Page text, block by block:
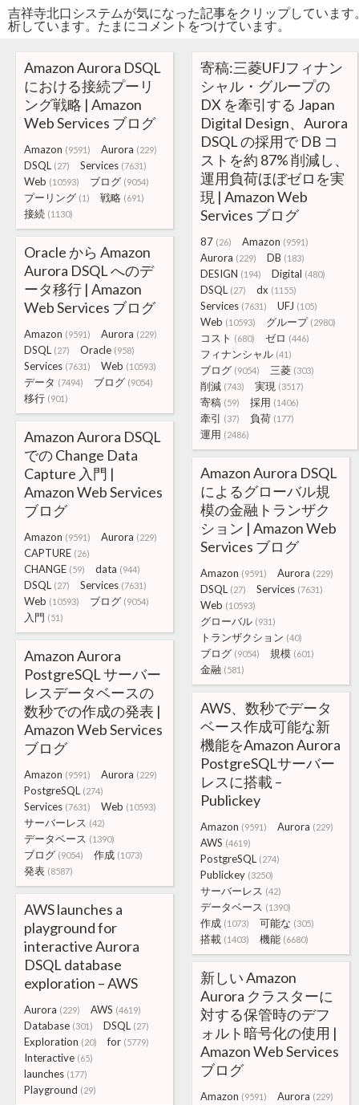
吉祥寺北口システムが気になった記事をクリップしていま
析しています。たまにコメントをつけています。
Amazon Aurora DSQL
における接続プーリ
ング戦略 | Amazon
Web Services ブログ
Amazon (9591) Aurora (229)
DSQL (27) Services (7631)
Web (10593) ブログ (9054)
プーリング (1) 戦略 (691)
接続 (1130)
寄稿:三菱UFJフィナン
シャル・グループの
DX を牽引する Japan
Digital Design、Aurora
DSQL の採用で DB コ
ストを約 87% 削減し、
運用負荷ほぼゼロを実
現 | Amazon Web
Services ブログ
87 (26) Amazon (9591)
Aurora (229) DB (183)
DESIGN (194) Digital (480)
DSQL (27) dx (1155)
Services (7631) UFJ (105)
Web (10593) グループ (2980)
コスト (680) ゼロ (446)
フィナンシャル (41)
ブログ (9054) 三菱 (303)
削減 (743) 実現 (3517)
寄稿 (59) 採用 (1406)
牽引 (37) 負荷 (177)
運用 (2486)
Oracle から Amazon
Aurora DSQL へのデ
ータ移行 | Amazon
Web Services ブログ
Amazon (9591) Aurora (229)
DSQL (27) Oracle (958)
Services (7631) Web (10593)
データ (7494) ブログ (9054)
移行 (901)
Amazon Aurora DSQL
での Change Data
Capture 入門 |
Amazon Web Services
ブログ
Amazon (9591) Aurora (229)
CAPTURE (26)
CHANGE (59) data (944)
DSQL (27) Services (7631)
Web (10593) ブログ (9054)
入門 (51)
Amazon Aurora DSQL
によるグローバル規
模の金融トランザク
ション | Amazon Web
Services ブログ
Amazon (9591) Aurora (229)
DSQL (27) Services (7631)
Web (10593)
グローバル (931)
トランザクション (40)
ブログ (9054) 規模 (601)
金融 (581)
Amazon Aurora
PostgreSQL サーバー
レスデータベースの
数秒での作成の発表 |
Amazon Web Services
ブログ
Amazon (9591) Aurora (229)
PostgreSQL (274)
Services (7631) Web (10593)
サーバーレス (42)
データベース (1390)
ブログ (9054) 作成 (1073)
発表 (8587)
AWS、数秒でデータ
ベース作成可能な新
機能をAmazon Aurora
PostgreSQLサーバー
レスに搭載 –
Publickey
Amazon (9591) Aurora (229)
AWS (4619)
PostgreSQL (274)
Publickey (3250)
サーバーレス (42)
データベース (1390)
作成 (1073) 可能な (305)
搭載 (1403) 機能 (6680)
AWS launches a
playground for
interactive Aurora
DSQL database
exploration – AWS
Aurora (229) AWS (4619)
Database (301) DSQL (27)
Exploration (20) for (5779)
Interactive (65)
launches (177)
Playground (29)
新しい Amazon
Aurora クラスターに
対する保管時のデフ
ォルト暗号化の使用 |
Amazon Web Services
ブログ
Amazon (9591) Aurora (229)